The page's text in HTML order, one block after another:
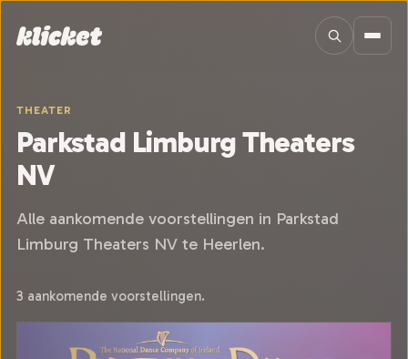
THEATER
Parkstad Limburg Theaters
NV
Alle aankomende voorstellingen in Parkstad
Limburg Theaters NV te Heerlen.
3 aankomende voorstellingen.